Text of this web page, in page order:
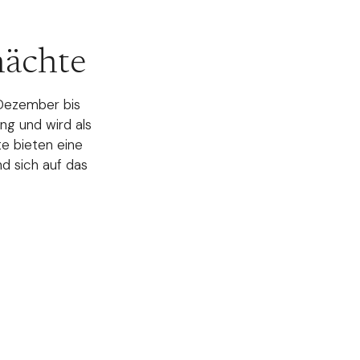
bis
und wird als
bieten eine
sich auf das